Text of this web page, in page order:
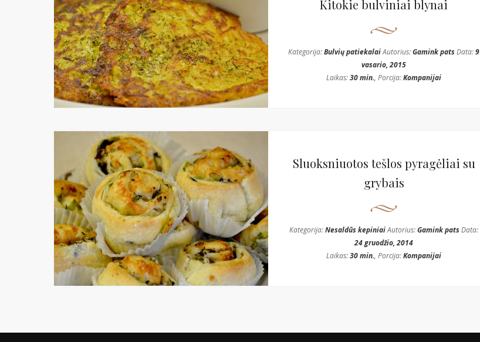
Kitokie bulviniai blynai
Kategorija:Bulvių patiekalaiAutorius:Gamink patsData:9
vasario, 2015
Laikas:30 min., Porcija:Kompanijai
Sluoksniuotos tešlos pyragėliai su
grybais
Kategorija:Nesaldūs kepiniaiAutorius:Gamink patsData:
24 gruodžio, 2014
Laikas:30 min., Porcija:Kompanijai